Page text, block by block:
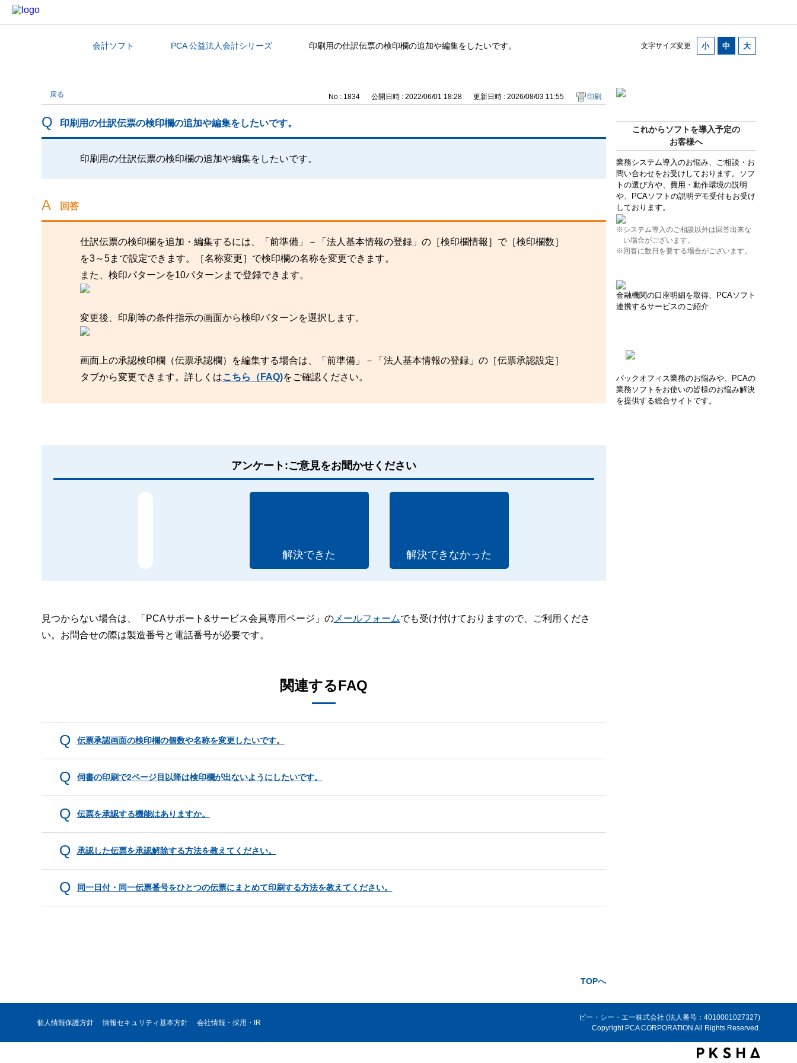
文字サイズ変更
カテゴリから探す
会計ソフト PCA 公益法人会計シリーズ 印刷用の仕訳伝票の検印欄の追加や編集をしたいです。
これからソフトを導入予定の
お客様へ
業務システム導入のお悩み、ご相談・お
問い合わせをお受けしております。ソフ
トの選び方や、費用・動作環境の説明
や、PCAソフトの説明デモ受付もお受け
しております。
※システム導入のご相談以外は回答出来な
い場合がございます。
※回答に数日を要する場合がございます。
金融機関の口座明細を取得、PCAソフト
連携するサービスのご紹介
バックオフィス業務のお悩みや、PCAの
業務ソフトをお使いの皆様のお悩み解決
を提供する総合サイトです。
戻る No : 1834 公開日時 : 2022/06/01 18:28 更新日時 : 2026/08/03 11:55 印刷
印刷用の仕訳伝票の検印欄の追加や編集をしたいです。
印刷用の仕訳伝票の検印欄の追加や編集をしたいです。
回答
仕訳伝票の検印欄を追加・編集するには、「前準備」－「法人基本情報の登録」の［検印欄情報］で［検印欄数］
を3～5まで設定できます。［名称変更］で検印欄の名称を変更できます。
また、検印パターンを10パターンまで登録できます。
変更後、印刷等の条件指示の画面から検印パターンを選択します。
画面上の承認検印欄（伝票承認欄）を編集する場合は、「前準備」－「法人基本情報の登録」の［伝票承認設定］
タブから変更できます。詳しくはこちら（FAQ)をご確認ください。
アンケート:ご意見をお聞かせください
解決できた 解決できなかった
見つからない場合は、「PCAサポート&サービス会員専用ページ」のメールフォームでも受け付けておりますので、ご利用くださ
い。お問合せの際は製造番号と電話番号が必要です。
関連するFAQ
伝票承認画面の検印欄の個数や名称を変更したいです。
伺書の印刷で2ページ目以降は検印欄が出ないようにしたいです。
伝票を承認する機能はありますか。
承認した伝票を承認解除する方法を教えてください。
同一日付・同一伝票番号をひとつの伝票にまとめて印刷する方法を教えてください。
TOPへ
個人情報保護方針 情報セキュリティ基本方針 会社情報・採用・IR
ピー・シー・エー株式会社 (法人番号：4010001027327)
Copyright PCA CORPORATION All Rights Reserved.